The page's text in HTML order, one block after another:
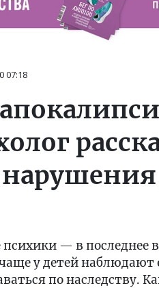
07:18
— в последнее
у детей
по наследству.